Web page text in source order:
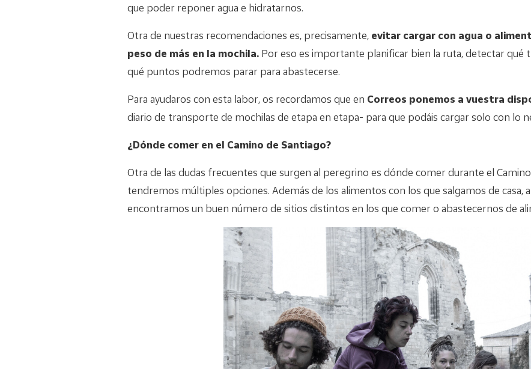
que poder reponer agua e hidratarnos.
Otra de nuestras recomendaciones es, precisamente, evitar cargar con agua o
peso de más en la mochila. Por eso es importante planificar bien la ruta, detectar qué
qué puntos podremos parar para abastecerse.
Para ayudaros con esta labor, os recordamos que en Correos ponemos a vuestra
diario de transporte de mochilas de etapa en etapa- para que podáis cargar solo con lo
¿Dónde comer en el Camino de Santiago?
Otra de las dudas frecuentes que surgen al peregrino es dónde comer durante el Camino
tendremos múltiples opciones. Además de los alimentos con los que salgamos de casa,
encontramos un buen número de sitios distintos en los que comer o abastecernos de